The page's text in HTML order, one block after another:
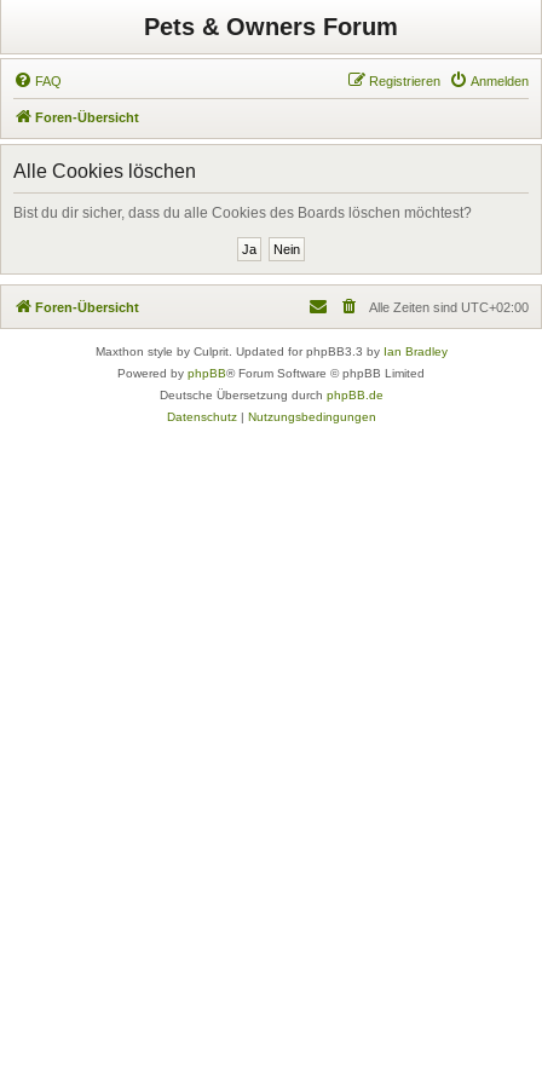
Pets & Owners Forum
FAQ Anmelden
Registrieren
Foren-Übersicht
Alle Cookies löschen
Bist du dir sicher, dass du alle Cookies des Boards löschen möchtest?
Foren-Übersicht Alle Zeiten sind UTC+02:00
Maxthon style by Culprit. Updated for phpBB3.3 by Ian Bradley
Powered by phpBB® Forum Software © phpBB Limited
Deutsche Übersetzung durch phpBB.de
Datenschutz| Nutzungsbedingungen